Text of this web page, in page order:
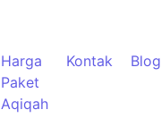
Harga
Paket
Aqiqah
Kontak Blog